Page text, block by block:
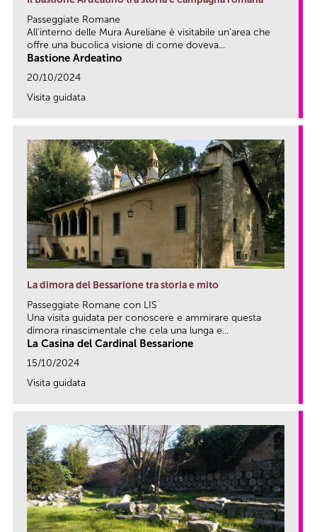
Passeggiate Romane
All’interno delle Mura Aureliane è visitabile un’area che
offre una bucolica visione di come doveva...
Bastione Ardeatino
20/10/2024
Visita guidata
La dimora del Bessarione tra storia e mito
Passeggiate Romane con LIS
Una visita guidata per conoscere e ammirare questa
dimora rinascimentale che cela una lunga e...
La Casina del Cardinal Bessarione
15/10/2024
Visita guidata